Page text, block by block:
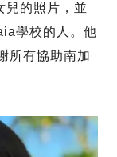
兒的照片，並
學校的人。他
所有協助南加